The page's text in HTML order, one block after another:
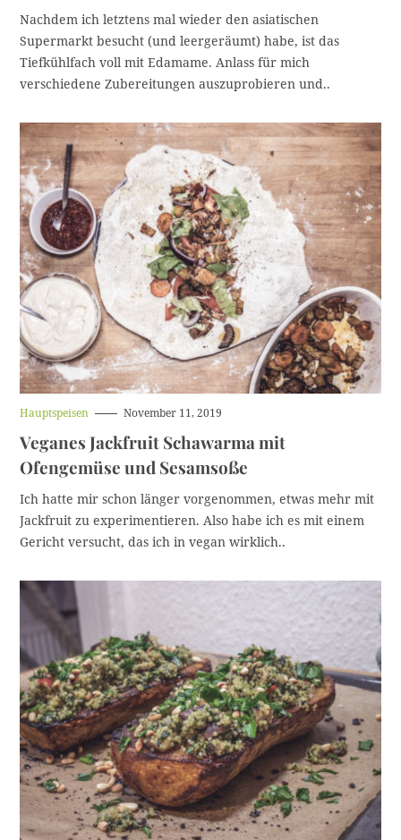
t
a
t
g
i
e
Nachdem ich letztens mal wieder den asiatischen
Supermarkt besucht (und leergeräumt) habe, ist das
Tiefkühlfach voll mit Edamame. Anlass für mich
verschiedene Zubereitungen auszuprobieren und..
H
u
t
a
t
e
g
i
Hauptspeisen November 11, 2019
Veganes Jackfruit Schawarma mit
Ofengemüse und Sesamsoße
Ich hatte mir schon länger vorgenommen, etwas mehr mit
Jackfruit zu experimentieren. Also habe ich es mit einem
Gericht versucht, das ich in vegan wirklich..
u
c
h
e
: